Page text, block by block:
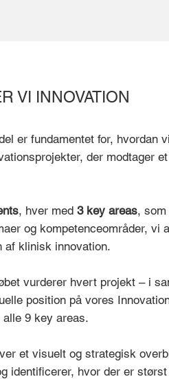
VI INNOVATION
er fundamentet for, hvordan
der modtager
, hver med 3 key areas, som
og kompetenceområder, vi
af klinisk innovation.
vurderer hvert projekt – i
position på vores
9 key areas.
et visuelt og strategisk
identificerer, hvor der er